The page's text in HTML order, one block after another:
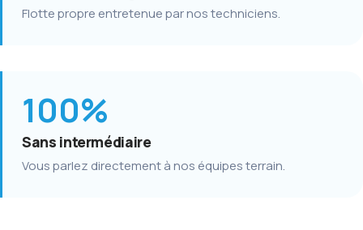
Flotte propre entretenue par nos techniciens.
100%
Sans intermédiaire
Vous parlez directement à nos équipes terrain.